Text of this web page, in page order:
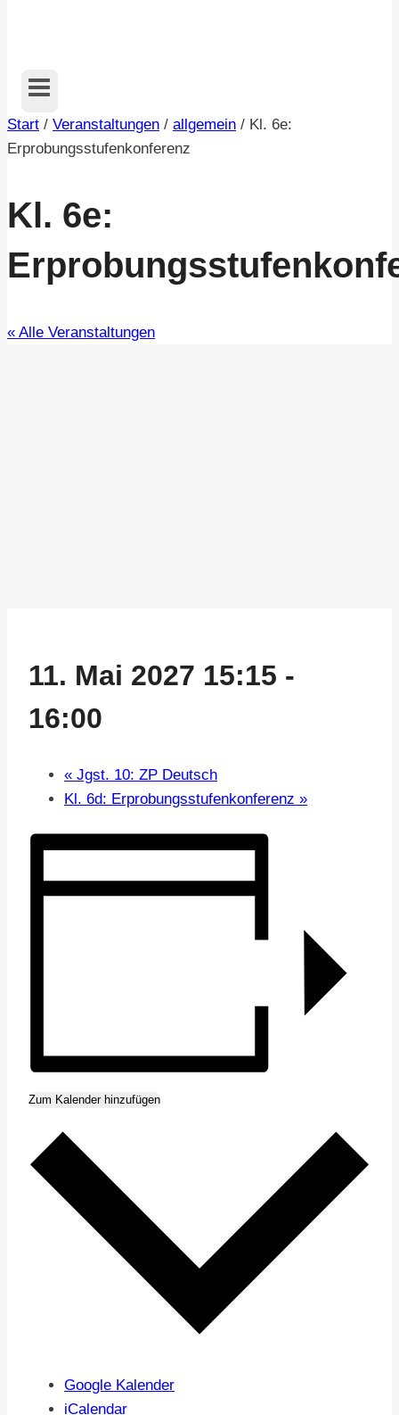
Start / Veranstaltungen / allgemein / Kl. 6e:
Erprobungsstufenkonferenz
Kl. 6e:
« Alle Veranstaltungen
11. Mai 2027 15:15 -
16:00
« Jgst. 10: ZP Deutsch
Kl. 6d: Erprobungsstufenkonferenz »
Zum Kalender hinzufügen
Google Kalender
iCalendar